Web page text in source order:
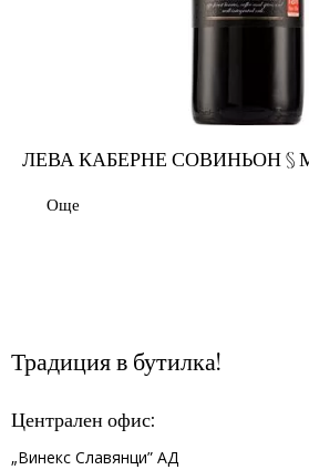
ЛЕВА КАБЕРНЕ СОВИНЬОН §
Още
Традиция в бутилка!
Централен офис:
„Винекс Славянци” АД